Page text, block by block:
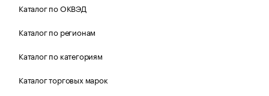
Каталог по ОКВЭД
Каталог по регионам
Каталог по категориям
Каталог торговых марок